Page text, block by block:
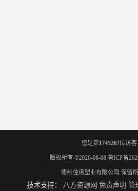
您是第1745267位访客
版权所有 ©2026-08-08 鲁ICP备
德州佳诺塑业有限公司 保留
技术支持： 八方资源网 免责声明 管